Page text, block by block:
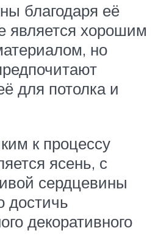
благодаря её
является хорошим
но
для потолка и
к процессу
ясень, с
сердцевины
достичь
декоративного